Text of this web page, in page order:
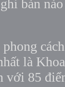
bàn
là
với 85